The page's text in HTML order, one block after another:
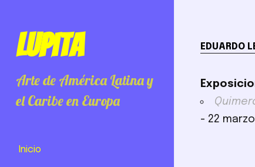
Lupita
Arte de América Latina y
el Caribe en Europa
Inicio
EDUARDO
- 22